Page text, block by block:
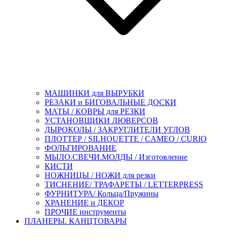
МАШИНКИ для ВЫРУБКИ
РЕЗАКИ и БИГОВАЛЬНЫЕ ДОСКИ
МАТЫ / КОВРЫ для РЕЗКИ
УСТАНОВЩИКИ ЛЮВЕРСОВ
ДЫРОКОЛЫ / ЗАКРУГЛИТЕЛИ УГЛОВ
ПЛОТТЕР / SILHOUETTE / CAMEO / CURIO
ФОЛЬГИРОВАНИЕ
МЫЛО.СВЕЧИ.МОЛДЫ / Изготовление
КИСТИ
НОЖНИЦЫ / НОЖИ для резки
ТИСНЕНИЕ/ ТРАФАРЕТЫ / LETTERPRESS
ФУРНИТУРА/ Кольца/Пружины
ХРАНЕНИЕ и ДЕКОР
ПРОЧИЕ инструменты
ПЛАНЕРЫ. КАНЦТОВАРЫ